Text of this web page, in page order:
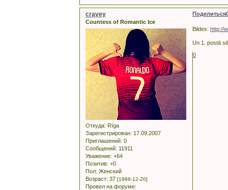
Поделиться
cravey
Countess of Romantic Ice
Откуда: Rīga
Зарегистрирован: 17.09.2007
Приглашений: 0
Сообщений: 11911
Уважение: +64
Позитив: +0
Пол: Женский
Возраст: 37 [1988-12-20]
Провел на форуме:
Bildes:http://
Un 1. postā
0